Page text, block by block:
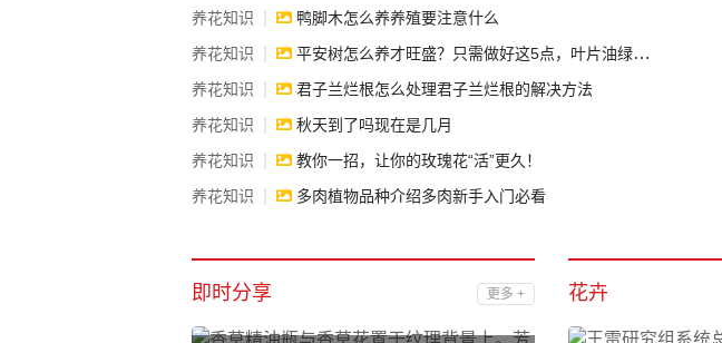
养花知识
鸭脚木怎么养养殖要注意什么
养花知识
平安树怎么养才旺盛？只需做好这5点，叶片油绿蹭蹭长！
养花知识
君子兰烂根怎么处理君子兰烂根的解决方法
养花知识
秋天到了吗现在是几月
养花知识
教你一招，让你的玫瑰花“活”更久！
养花知识
多肉植物品种介绍多肉新手入门必看
即时分享 更多 + 花卉